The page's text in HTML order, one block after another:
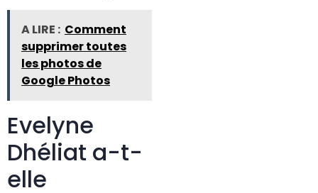
A LIRE : Comment
supprimer toutes
les photos de
Google Photos
Evelyne
Dhéliat a-t-
elle